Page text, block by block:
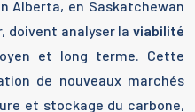
Alberta, en Saskatchewan
doivent analyser la viabilité
et long terme. Cette
de nouveaux marchés
et stockage du carbone,